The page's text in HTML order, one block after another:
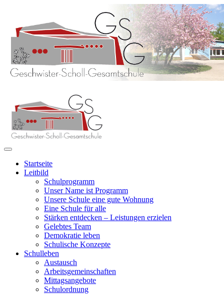
Startseite
Leitbild
Schulprogramm
Unser Name ist Programm
Unsere Schule eine gute Wohnung
Eine Schule für alle
Stärken entdecken – Leistungen erzielen
Gelebtes Team
Demokratie leben
Schulische Konzepte
Schulleben
Austausch
Arbeitsgemeinschaften
Mittagsangebote
Schulordnung